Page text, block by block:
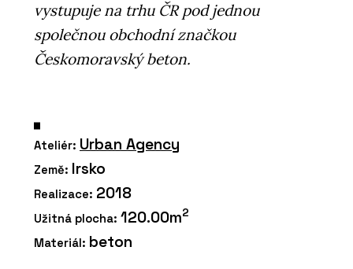
vystupuje na trhu ČR pod jednou
společnou obchodní značkou
Českomoravský beton.
Ateliér: Urban Agency
Země: Irsko
Realizace: 2018
Užitná plocha: 120.00m2
Materiál: beton